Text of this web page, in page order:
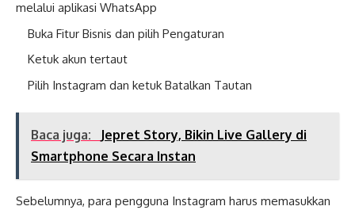
melalui aplikasi WhatsApp
Buka Fitur Bisnis dan pilih Pengaturan
Ketuk akun tertaut
Pilih Instagram dan ketuk Batalkan Tautan
Baca juga:
Jepret Story, Bikin Live Gallery di
Smartphone Secara Instan
Sebelumnya, para pengguna Instagram harus memasukkan